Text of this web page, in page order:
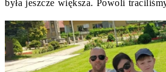
była jeszcze większa. Powoli